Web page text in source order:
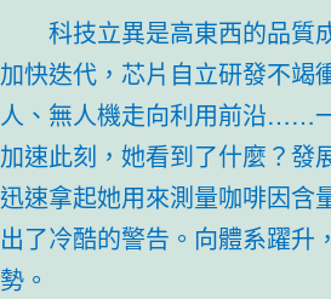
科技立異是高東西的品質
加快迭代，芯片自立研發不竭
人、無人機走向利用前沿……
加速此刻，她看到了什麼？發
迅速拿起她用來測量咖啡因含
出了冷酷的警告。向體系躍升
勢。